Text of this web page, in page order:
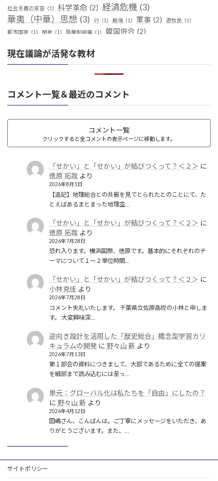
社会主義の変容 (1) 科学革命 (2) 経済危機 (3)
華夷（中華）思想 (3) 行 (1) 越境 (1) 軍事 (2) 遊牧民 (1)
都市国家 (1) 開発 (1) 階層制組織 (1) 韓国併合 (2)
現在議論が活発な教材
コメント一覧＆最近のコメント
コメント一覧
クリックすると全コメントの表示ページに移動します。
「せかい」と「せかい」が結びつくって？＜２＞ に
徳原 拓哉 より
2026年8月1日
【追記】地理総合との共振を見てとられたとのことにて、た
とえばあるまとまった地理空…
「せかい」と「せかい」が結びつくって？＜２＞ に
徳原 拓哉 より
2026年7月28日
恐れ入ります。横浜国際、徳原です。基本的にそれぞれのテ
ーマについて１〜２単位時間…
「せかい」と「せかい」が結びつくって？＜２＞ に
小林克佳 より
2026年7月28日
コメント失礼いたします。 千葉県立佐原高校の小林と申しま
す。 大変興味深…
逆向き設計を活用した「歴史総合」概念型学習カリ
キュラムの開発に 野々山 新 より
2026年7月13日
第１部会の資料につきまして、大部であるために全ての提案
を細部まで読み込むには至っ…
単元：グローバル化は私たちを「自由」にしたの？
に 野々山 新 より
2026年4月12日
田嶋さん、こんばんは。ご丁寧にメッセージをいただき、あ
りがとうございます。また、…
サイトポリシー